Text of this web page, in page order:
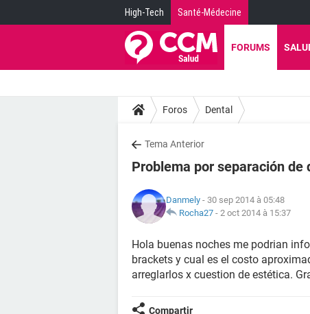
High-Tech Santé-Médecine
FORUMS
Foros Dental
Tema Anterior
Problema por separación
Danmely - 30 sep 2014 à 05:48
Rocha27 - 2 oct 2014 à 15:37
Hola buenas noches me podrian
brackets y cual es el costo
arreglarlos x cuestion de estética.
Compartir